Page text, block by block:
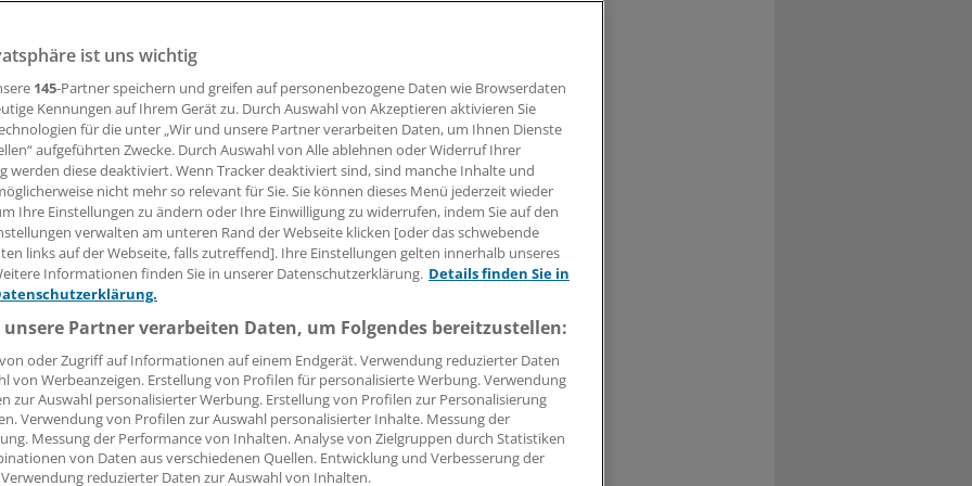
Leserin, lieber Leser,
Beitrag können Sie lesen, sobald Sie sich eingeloggt haben.
Jetzt anmelden »
Kostenlos registrieren »
vergessen?
Problem beim Login?
ist mit wenigen Klicks erledigt und kostenlos.
des kostenlosen Login:
Analysen, Hintergründe und Infografiken
Interviews und Praxis-Tipps
auf allemedizinischen Berichte und Kommentare
Voraussetzungen für den Zugang
ist uns wichtig
145-Partner speichern und greifen auf personenbezogene Daten wie Browserdaten
Kennungen auf Ihrem Gerät zu. Durch Auswahl von Akzeptieren aktivieren Sie
für die unter „Wir und unsere Partner verarbeiten Daten, um Ihnen Dienste
aufgeführten Zwecke. Durch Auswahl von Alle ablehnen oder Widerruf Ihrer
werden diese deaktiviert. Wenn Tracker deaktiviert sind, sind manche Inhalte und
nicht mehr so relevant für Sie. Sie können dieses Menü jederzeit wieder
Ihre Einstellungen zu ändern oder Ihre Einwilligung zu widerrufen, indem Sie auf den
verwalten am unteren Rand der Webseite klicken [oder das schwebende
links auf der Webseite, falls zutreffend]. Ihre Einstellungen gelten innerhalb unseres
Informationen finden Sie in unserer Datenschutzerklärung. Details finden Sie in
Partner verarbeiten Daten, um Folgendes bereitzustellen:
oder Zugriff auf Informationen auf einem Endgerät. Verwendung reduzierter Daten
von Werbeanzeigen. Erstellung von Profilen für personalisierte Werbung. Verwendung
zur Auswahl personalisierter Werbung. Erstellung von Profilen zur Personalisierung
Verwendung von Profilen zur Auswahl personalisierter Inhalte. Messung der
Messung der Performance von Inhalten. Analyse von Zielgruppen durch Statistiken
von Daten aus verschiedenen Quellen. Entwicklung und Verbesserung der
reduzierter Daten zur Auswahl von Inhalten.